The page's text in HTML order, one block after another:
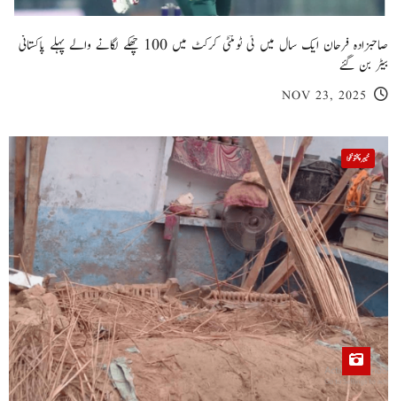
صاحبزادہ فرحان ایک سال میں ٹی ٹوئنٹی کرکٹ میں 100 چھکے لگانے والے پہلے پاکستانی
بیٹر بن گئے
NOV 23, 2025
خیبر پختونخوا